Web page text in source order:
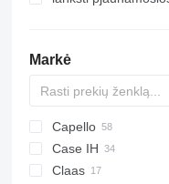
Markė
Capello
Helianthus
Case IH
9230
Claas